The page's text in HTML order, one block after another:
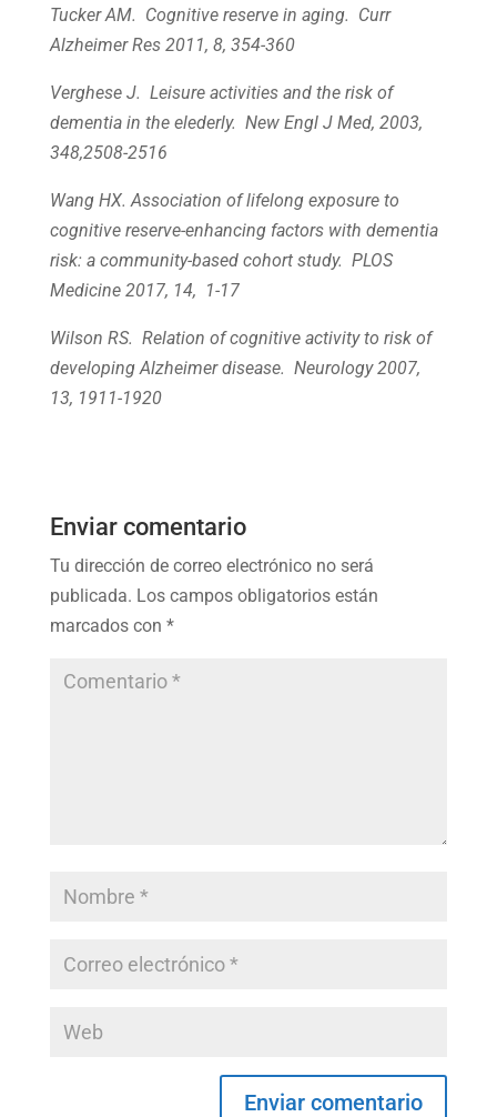
Tucker AM. Cognitive reserve in aging. Curr
Alzheimer Res 2011, 8, 354-360
Verghese J. Leisure activities and the risk of
dementia in the elederly. New Engl J Med, 2003,
348,2508-2516
Wang HX. Association of lifelong exposure to
cognitive reserve-enhancing factors with dementia
risk: a community-based cohort study. PLOS
Medicine 2017, 14, 1-17
Wilson RS. Relation of cognitive activity to risk of
developing Alzheimer disease. Neurology 2007,
13, 1911-1920
Enviar comentario
Tu dirección de correo electrónico no será
publicada. Los campos obligatorios están
marcados con *